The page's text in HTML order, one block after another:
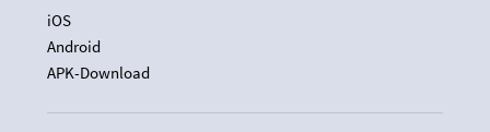
iOS
Android
APK-Download